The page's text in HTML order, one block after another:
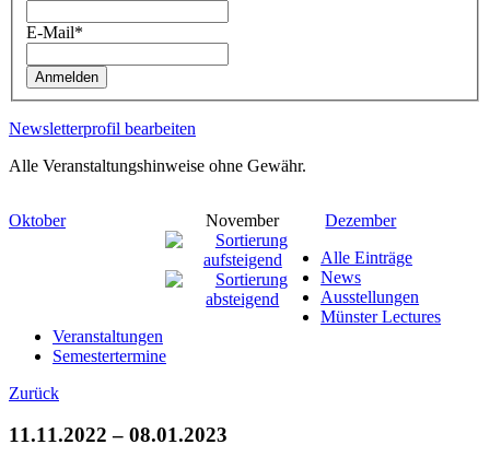
E-Mail*
Anmelden
Newsletterprofil bearbeiten
Alle Veranstaltungshinweise ohne Gewähr.
Oktober November
Dezember
Alle Einträge
News
Ausstellungen
Münster Lectures
Veranstaltungen
Semestertermine
Zurück
11.11.2022 – 08.01.2023